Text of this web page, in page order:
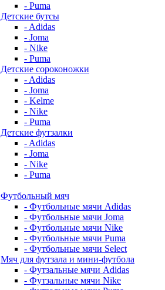
- Puma
Детские бутсы
- Adidas
- Joma
- Nike
- Puma
Детские сороконожки
- Adidas
- Joma
- Kelme
- Nike
- Puma
Детские футзалки
- Adidas
- Joma
- Nike
- Puma
Футбольный мяч
- Футбольные мячи Adidas
- Футбольные мячи Joma
- Футбольные мячи Nike
- Футбольные мячи Puma
- Футбольные мячи Select
Мяч для футзала и мини-футбола
- Футзальные мячи Adidas
- Футзальные мячи Nike